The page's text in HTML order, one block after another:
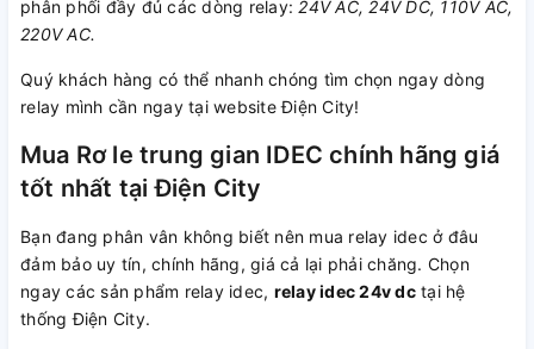
phân phối đầy đủ các dòng relay:24V AC, 24V DC, 110V AC,
220V AC.
Quý khách hàng có thể nhanh chóng tìm chọn ngay dòng
relay mình cần ngay tại website Điện City!
Mua Rơ le trung gian IDEC chính hãng giá
tốt nhất tại Điện City
Bạn đang phân vân không biết nên mua relay idec ở đâu
đảm bảo uy tín, chính hãng, giá cả lại phải chăng. Chọn
ngay các sản phẩm relay idec, relay idec 24v dctại hệ
thống Điện City.